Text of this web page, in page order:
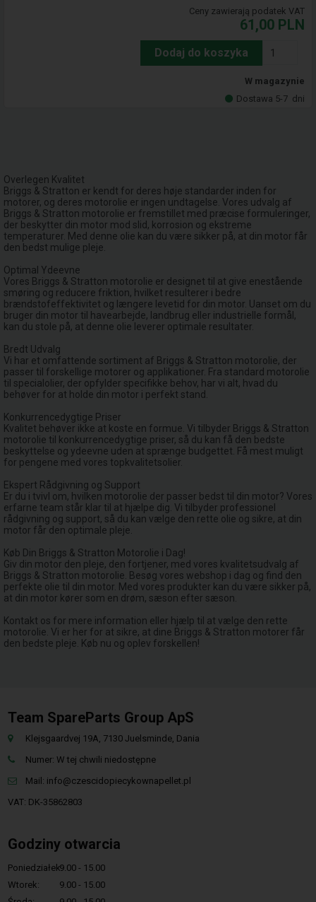
Ceny zawierają podatek VAT
61,00 PLN
Dodaj do koszyka
W magazynie
Dostawa 5-7 dni
Overlegen Kvalitet
Briggs & Stratton er kendt for deres høje standarder inden for
motorer, og deres motorolie er ingen undtagelse. Vores udvalg af
Briggs & Stratton motorolie er fremstillet med præcise formuleringer,
der beskytter din motor mod slid, korrosion og ekstreme
temperaturer. Med denne olie kan du være sikker på, at din motor får
den bedst mulige pleje.
Optimal Ydeevne
Vores Briggs & Stratton motorolie er designet til at give enestående
smøring og reducere friktion, hvilket resulterer i bedre
brændstofeffektivitet og længere levetid for din motor. Uanset om du
bruger din motor til havearbejde, landbrug eller industrielle formål,
kan du stole på, at denne olie leverer optimale resultater.
Bredt Udvalg
Vi har et omfattende sortiment af Briggs & Stratton motorolie, der
passer til forskellige motorer og applikationer. Fra standard motorolie
til specialolier, der opfylder specifikke behov, har vi alt, hvad du
behøver for at holde din motor i perfekt stand.
Konkurrencedygtige Priser
Kvalitet behøver ikke at koste en formue. Vi tilbyder Briggs & Stratton
motorolie til konkurrencedygtige priser, så du kan få den bedste
beskyttelse og ydeevne uden at sprænge budgettet. Få mest muligt
for pengene med vores topkvalitetsolier.
Ekspert Rådgivning og Support
Er du i tvivl om, hvilken motorolie der passer bedst til din motor? Vores
erfarne team står klar til at hjælpe dig. Vi tilbyder professionel
rådgivning og support, så du kan vælge den rette olie og sikre, at din
motor får den optimale pleje.
Køb Din Briggs & Stratton Motorolie i Dag!
Giv din motor den pleje, den fortjener, med vores kvalitetsudvalg af
Briggs & Stratton motorolie. Besøg vores webshop i dag og find den
perfekte olie til din motor. Med vores produkter kan du være sikker på,
at din motor kører som en drøm, sæson efter sæson.
Kontakt os for mere information eller hjælp til at vælge den rette
motorolie. Vi er her for at sikre, at dine Briggs & Stratton motorer får
den bedste pleje. Køb nu og oplev forskellen!
Team SpareParts Group ApS
Klejsgaardvej 19A, 7130 Juelsminde, Dania
Numer: W tej chwili niedostępne
Mail: info@czescidopiecykownapellet.pl
VAT: DK-35862803
Godziny otwarcia
Poniedziałek:9.00 - 15.00
Wtorek:
9.00 - 15.00